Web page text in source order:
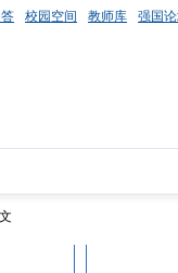
校园空间 教师库 强国